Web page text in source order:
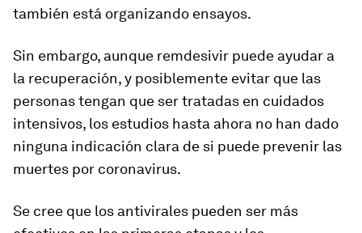
también está organizando ensayos.
Sin embargo, aunque remdesivir puede ayudar a
la recuperación, y posiblemente evitar que las
personas tengan que ser tratadas en cuidados
intensivos, los estudios hasta ahora no han dado
ninguna indicación clara de si puede prevenir las
muertes por coronavirus.
Se cree que los antivirales pueden ser más